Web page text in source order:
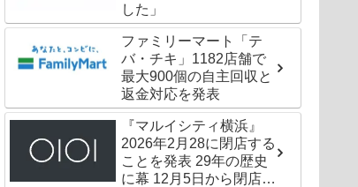
した」
ファミリーマート「テ
バ・チキ」1182店舗で
最大900個の自主回収と
返金対応を発表
『マルイシティ横浜』
2026年2月28に閉店する
ことを発表 29年の歴史
に幕 12月5日から閉店セ